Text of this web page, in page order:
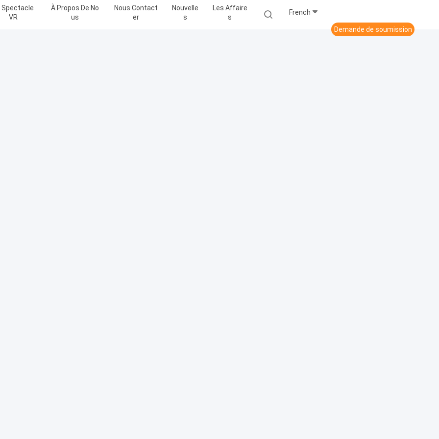
Spectacle
VR
À Propos De No
Us
Nous Contact
Er
Nouvelle
S
Les Affaire
S
French
Demande de soumission